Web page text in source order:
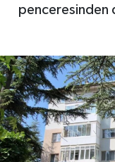
penceresinden
Kültür Sanat
Magazin
Manşet Altı